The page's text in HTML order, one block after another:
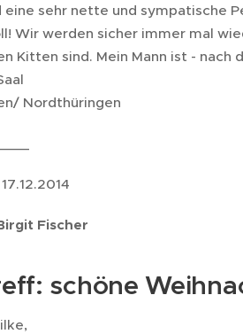
eine sehr nette und sympatische
Wir werden sicher immer mal
Kitten sind. Mein Mann ist -
Nordthüringen
Fischer
schöne